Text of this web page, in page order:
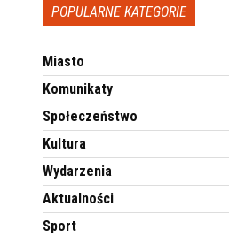
POPULARNE KATEGORIE
Miasto
Komunikaty
Społeczeństwo
Kultura
Wydarzenia
Aktualności
Sport